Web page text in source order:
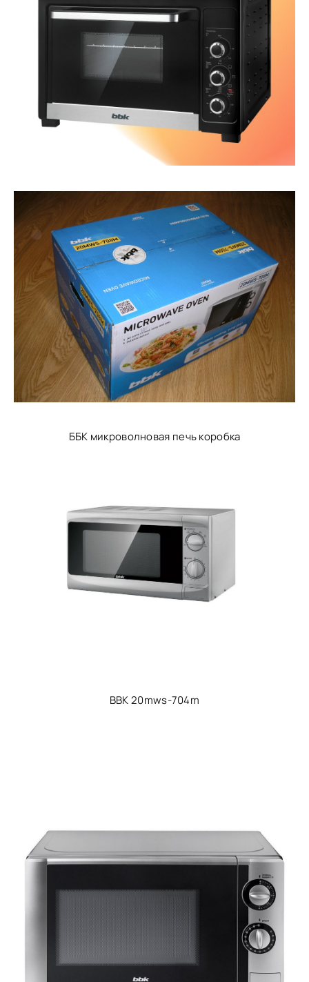
ББК микроволновая печь коробка
BBK 20mws-704m